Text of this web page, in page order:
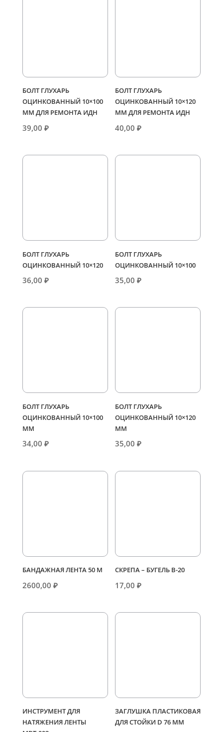
БОЛТ ГЛУХАРЬ
ОЦИНКОВАННЫЙ 10×100
ММ ДЛЯ РЕМОНТА ИДН
39,00 ₽
БОЛТ ГЛУХАРЬ
ОЦИНКОВАННЫЙ 10×120
ММ ДЛЯ РЕМОНТА ИДН
40,00₽
БОЛТ ГЛУХАРЬ
ОЦИНКОВАННЫЙ 10×120
36,00 ₽
БОЛТ ГЛУХАРЬ
ОЦИНКОВАННЫЙ 10×100
35,00₽
БОЛТ ГЛУХАРЬ
ОЦИНКОВАННЫЙ 10×100
ММ
34,00 ₽
БОЛТ ГЛУХАРЬ
ОЦИНКОВАННЫЙ 10×120
ММ
35,00₽
БАНДАЖНАЯ ЛЕНТА 50 М
2600,00 ₽
СКРЕПА – БУГЕЛЬ В-20
17,00₽
ИНСТРУМЕНТ ДЛЯ
НАТЯЖЕНИЯ ЛЕНТЫ
ЗАГЛУШКА ПЛАСТИКОВАЯ
ДЛЯ СТОЙКИ D 76 ММ